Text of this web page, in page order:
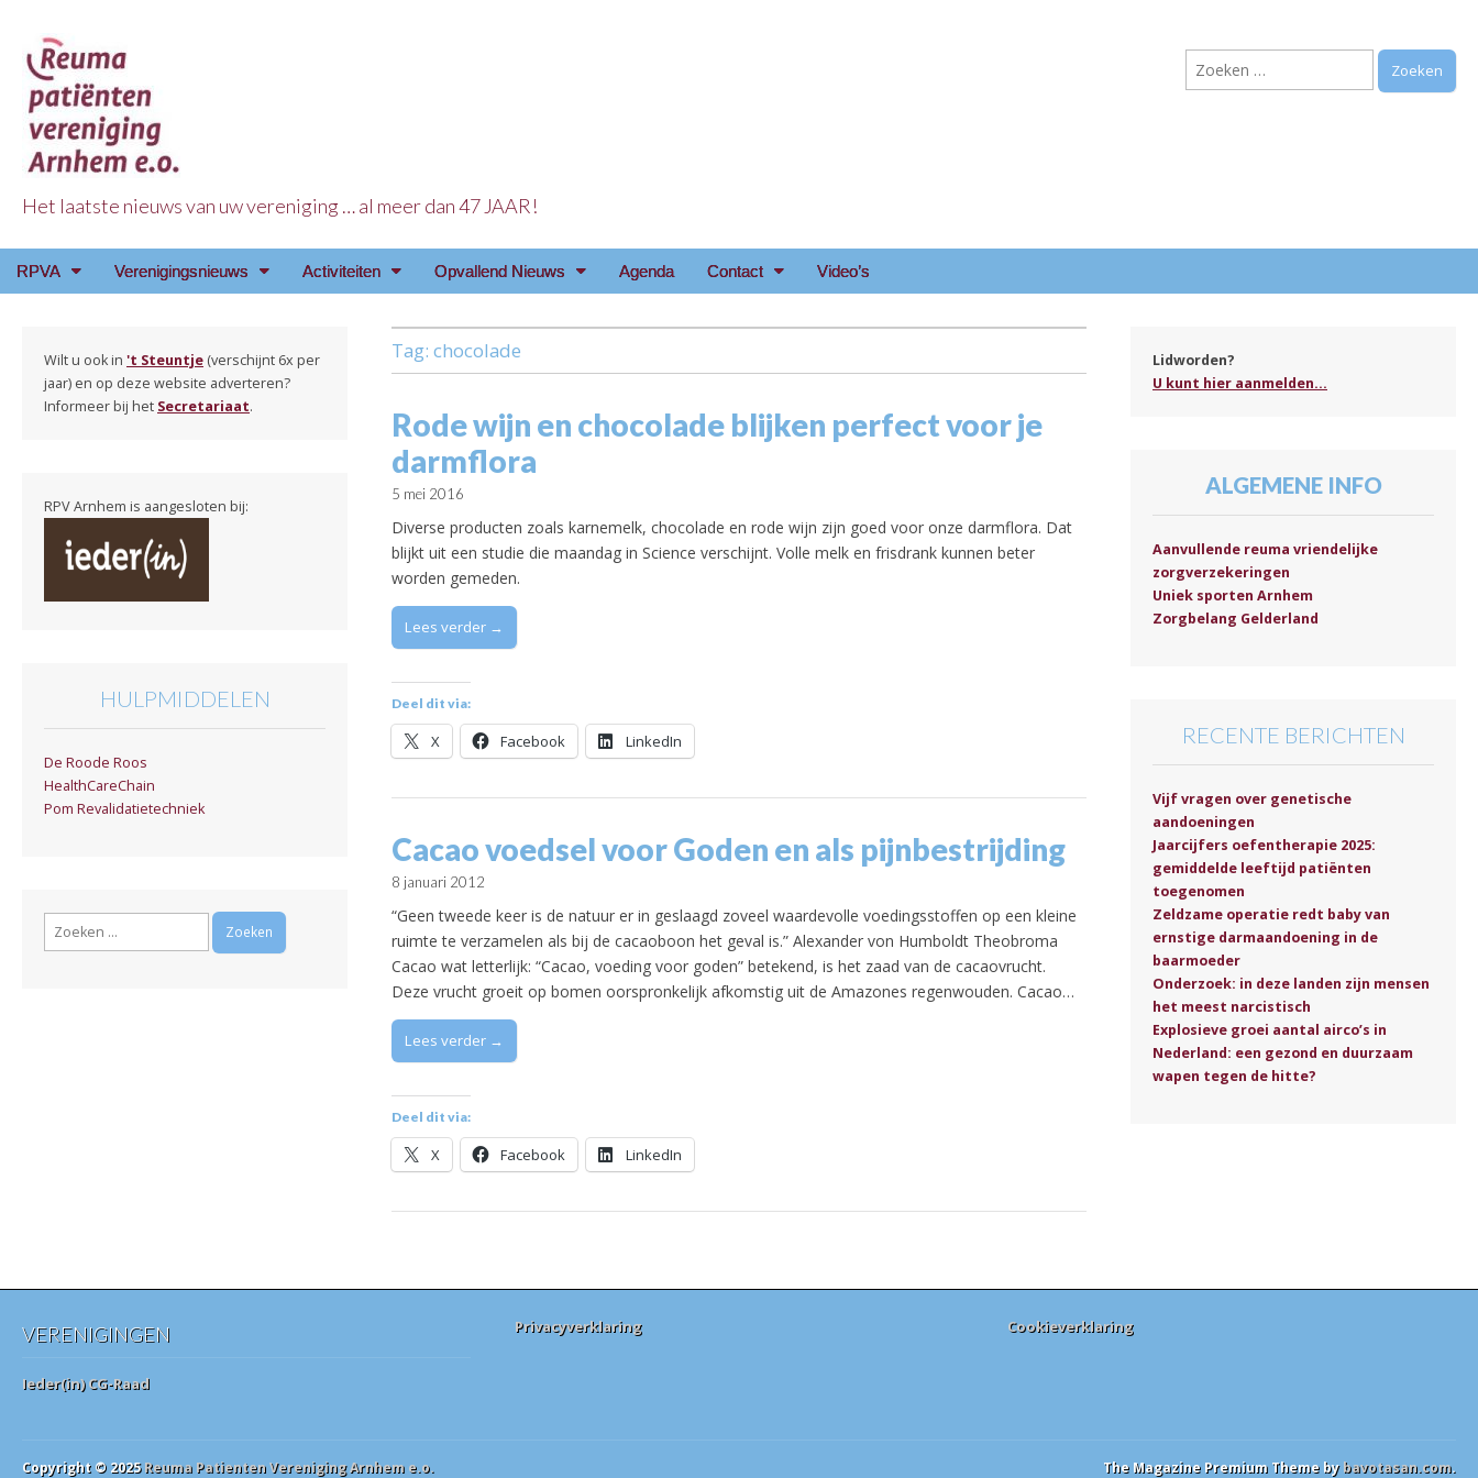
Reuma Patienten Vereniging Arnhem e.o.
Het laatste nieuws van uw vereniging … al meer dan 47 JAAR!
Zoeken
naar:
Main
Skip
RPVA Verenigingsnieuws Activiteiten Opvallend Nieuws Agenda Contact Video’s
Tag: chocolade
Rode wijn en chocolade blijken perfect voor je
darmflora
5 mei 2016
Diverse producten zoals karnemelk, chocolade en rode wijn zijn goed voor onze darmflora. Dat
blijkt uit een studie die maandag in Science verschijnt. Volle melk en frisdrank kunnen beter
worden gemeden.
Lees verder →
Deel dit via:
X Facebook LinkedIn
Cacao voedsel voor Goden en als pijnbestrijding
8 januari 2012
“Geen tweede keer is de natuur er in geslaagd zoveel waardevolle voedingsstoffen op een kleine
ruimte te verzamelen als bij de cacaoboon het geval is.” Alexander von Humboldt Theobroma
Cacao wat letterlijk: “Cacao, voeding voor goden” betekend, is het zaad van de cacaovrucht.
Deze vrucht groeit op bomen oorspronkelijk afkomstig uit de Amazones regenwouden. Cacao…
Lees verder →
Deel dit via:
X Facebook LinkedIn
Wilt u ook in 't Steuntje (verschijnt 6x per
jaar) en op deze website adverteren?
Informeer bij het Secretariaat.
RPV Arnhem is aangesloten bij:
HULPMIDDELEN
De Roode Roos
HealthCareChain
Pom Revalidatietechniek
Zoeken
Lidworden?
U kunt hier aanmelden...
ALGEMENE INFO
Aanvullende reuma vriendelijke
zorgverzekeringen
Uniek sporten Arnhem
Zorgbelang Gelderland
RECENTE BERICHTEN
Vijf vragen over genetische
aandoeningen
Jaarcijfers oefentherapie 2025:
gemiddelde leeftijd patiënten
toegenomen
Zeldzame operatie redt baby van
ernstige darmaandoening in de
baarmoeder
Onderzoek: in deze landen zijn mensen
het meest narcistisch
Explosieve groei aantal airco’s in
Nederland: een gezond en duurzaam
wapen tegen de hitte?
VERENIGINGEN
Ieder(in) CG-Raad
Privacyverklaring Cookieverklaring
Copyright © 2025Reuma Patienten Vereniging Arnhem e.o. The Magazine Premium Theme bybavotasan.com.